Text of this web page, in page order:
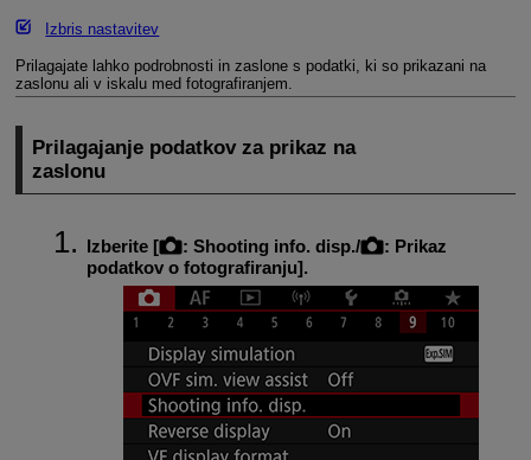
Izbris nastavitev
Prilagajate lahko podrobnosti in zaslone s podatki, ki so prikazani na
zaslonu ali v iskalu med fotografiranjem.
Prilagajanje podatkov za prikaz na
zaslonu
Izberite [ : Shooting info. disp./ : Prikaz
podatkov o fotografiranju].